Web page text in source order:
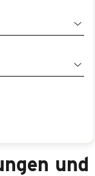
und